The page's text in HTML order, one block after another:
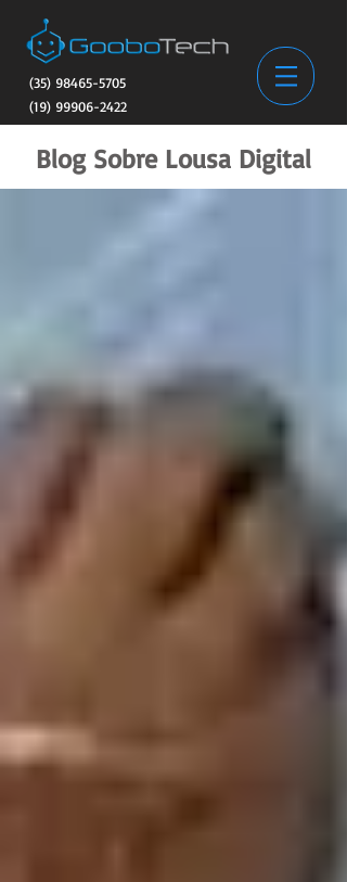
(35) 98465-5705
(19) 99906-2422
Blog Sobre Lousa Digital